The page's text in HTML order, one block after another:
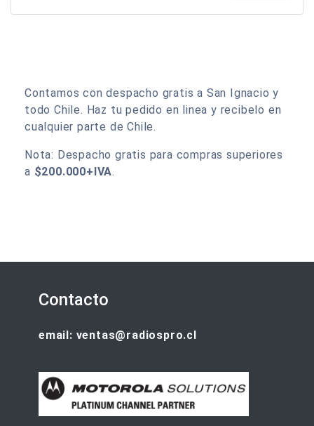
Contamos con despacho gratis a San Ignacio y
todo Chile. Haz tu pedido en linea y recibelo en
cualquier parte de Chile.
Nota: Despacho gratis para compras superiores
a $200.000+IVA.
Contacto
email: ventas@radiospro.cl